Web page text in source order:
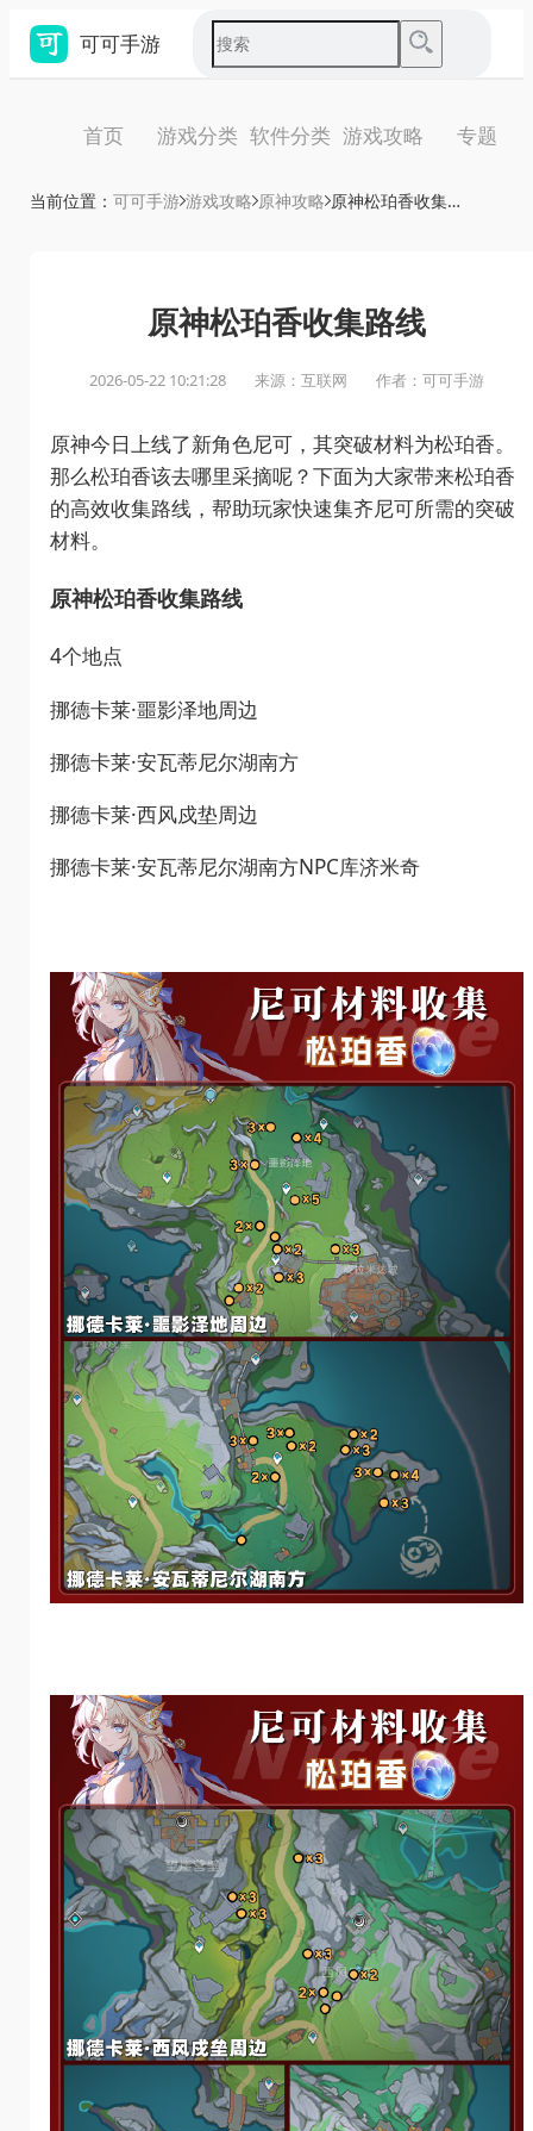
可可手游
首页 游戏分类 软件分类 游戏攻略 专题
当前位置： 可可手游 游戏攻略 原神攻略 原神松珀香收集路线
原神松珀香收集路线
2026-05-22 10:21:28 来源：互联网 作者：可可手游
原神今日上线了新角色尼可，其突破材料为松珀香。
那么松珀香该去哪里采摘呢？下面为大家带来松珀香
的高效收集路线，帮助玩家快速集齐尼可所需的突破
材料。
原神松珀香收集路线
4个地点
挪德卡莱·噩影泽地周边
挪德卡莱·安瓦蒂尼尔湖南方
挪德卡莱·西风戍垫周边
挪德卡莱·安瓦蒂尼尔湖南方NPC库济米奇